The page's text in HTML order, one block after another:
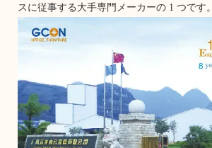
スに従事する大手専門メーカーの 1 つです。